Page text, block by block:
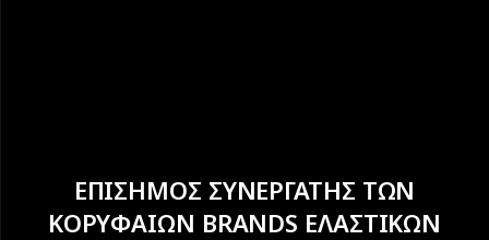
ΕΠΙΣΗΜΟΣ ΣΥΝΕΡΓΑΤΗΣ ΤΩΝ
ΚΟΡΥΦΑΙΩΝ BRANDS ΕΛΑΣΤΙΚΩΝ